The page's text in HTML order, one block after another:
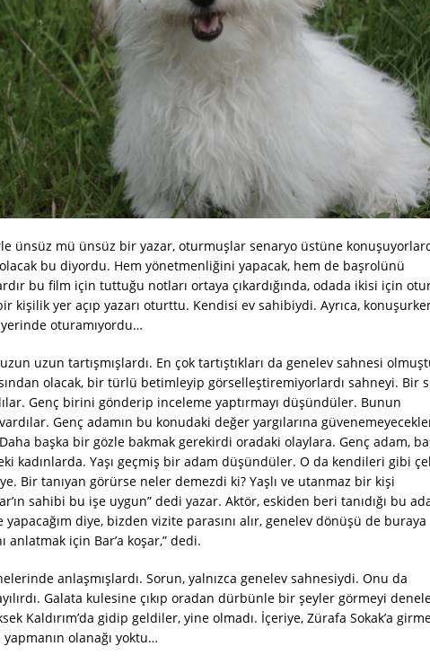
ünsüz mü ünsüz bir yazar, oturmuşlar senaryo üstüne
bu diyordu. Hem yönetmenliğini yapacak, hem de başrolünü
bu film için tuttuğu notları ortaya çıkardığında, odada ikisi için
kişilik yer açıp yazarı oturttu. Kendisi ev sahibiydi. Ayrıca,
oturamıyordu…
uzun tartışmışlardı. En çok tartıştıkları da genelev sahnesi
olacak, bir türlü betimleyip görselleştiremiyorlardı sahneyi. Bir
Genç birini gönderip inceleme yaptırmayı düşündüler. Bunun
vardılar. Genç adamın bu konudaki değer yargılarına
başka bir gözle bakmak gerekirdi oradaki olaylara. Genç adam,
kadınlarda. Yaşı geçmiş bir adam düşündüler. O da kendileri gibi
Bir tanıyan görürse neler demezdi ki? Yaşlı ve utanmaz bir kişi
sahibi bu işe uygun” dedi yazar. Aktör, eskiden beri tanıdığı bu
diye, bizden vizite parasını alır, genelev dönüşü de buraya
anlatmak için Bar’a koşar,” dedi.
anlaşmışlardı. Sorun, yalnızca genelev sahnesiydi. Onu da
Galata kulesine çıkıp oradan dürbünle bir şeyler görmeyi
Kaldırım’da gidip geldiler, yine olmadı. İçeriye, Zürafa Sokak’a
olanağı yoktu…